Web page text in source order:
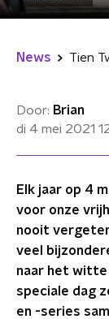
News
Door: Brian
di 4 mei 2021
Elk jaar op 4
voor onze
nooit
veel
naar het witte
speciale dag
en -series